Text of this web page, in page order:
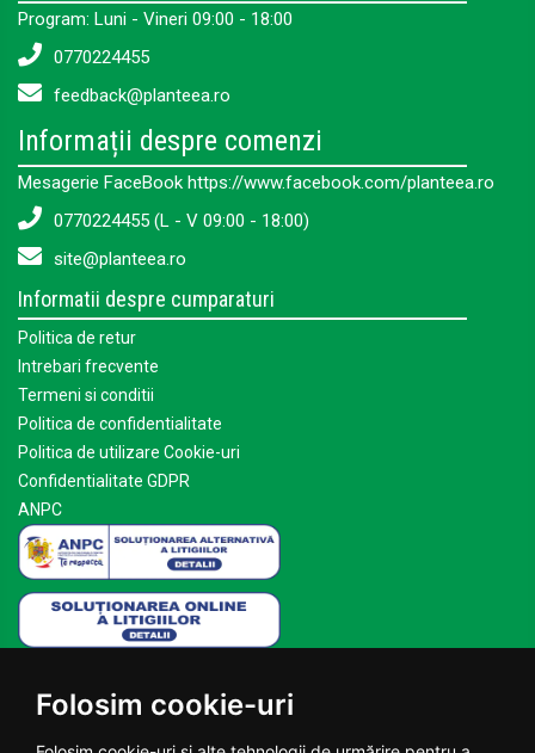
Folosim cookie-uri
Program: Luni - Vineri 09:00 - 18:00
0770224455
feedback@planteea.ro
Informații despre comenzi
Mesagerie FaceBook https://www.facebook.com/planteea.ro
0770224455 (L - V 09:00 - 18:00)
site@planteea.ro
Informatii despre cumparaturi
Politica de retur
Intrebari frecvente
Termeni si conditii
Politica de confidentialitate
Politica de utilizare Cookie-uri
Confidentialitate GDPR
ANPC
Acasa
Despre noi